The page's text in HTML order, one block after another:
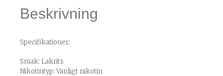
Beskrivning
Specifikationer:
Smak: Lakrits
Nikotintyp: Vanligt nikotin